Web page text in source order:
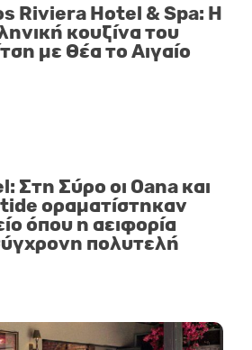
Riviera Hotel & Spa: Η
κουζίνα του
με θέα το Αιγαίο
Σύρο οι Oana και
οραματίστηκαν
όπου η αειφορία
πολυτελή